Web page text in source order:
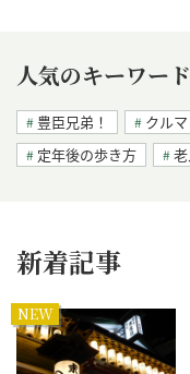
人気のキーワード
豊臣兄弟！ クルマ
定年後の歩き方
新着記事
NEW